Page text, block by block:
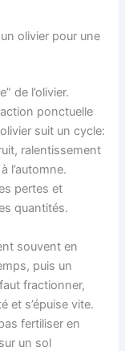
olivier pour une
de l’olivier.
ponctuelle
suit un cycle:
ralentissement
l’automne.
pertes et
quantités.
souvent en
puis un
fractionner,
et s’épuise vite.
fertiliser en
un sol